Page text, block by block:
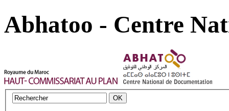
Abhatoo - Centre